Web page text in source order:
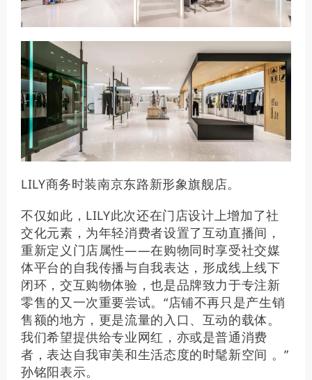
LILY商务时装南京东路新形象旗舰店。
不仅如此，LILY此次还在门店设计上增加了社
交化元素，为年轻消费者设置了互动直播间，
重新定义门店属性——在购物同时享受社交媒
体平台的自我传播与自我表达，形成线上线下
闭环，交互购物体验，也是品牌致力于专注新
零售的又一次重要尝试。“店铺不再只是产生销
售额的地方，更是流量的入口、互动的载体。
我们希望提供给专业网红，亦或是普通消费
者，表达自我审美和生活态度的时髦新空间 。”
孙铭阳表示。